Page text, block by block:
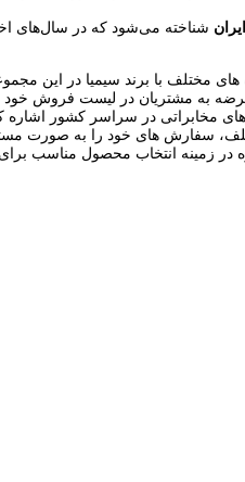
شناخته می‌شود که در سال‌های
های مختلف با برند سیمیا در
به مشتریان در لیست فروش خود
مخابراتی در سراسر کشور اشاره
سفارش های خود را به صورت
زمینه انتخاب محصول مناسب برای